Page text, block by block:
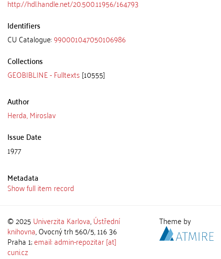
http://hdl.handle.net/20.500.11956/164793
Identifiers
CU Catalogue:990001047050106986
Collections
GEOBIBLINE - Fulltexts [10555]
Author
Herda, Miroslav
Issue Date
1977
Metadata
Show full item record
© 2025 Univerzita Karlova,Ústřední
knihovna, Ovocný trh 560/5, 116 36
Praha 1;email: admin-repozitar [at]
cuni.cz
Theme by